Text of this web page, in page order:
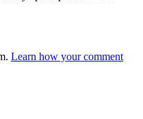
Learn how your comment